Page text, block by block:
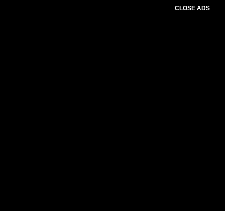
CLOSE ADS